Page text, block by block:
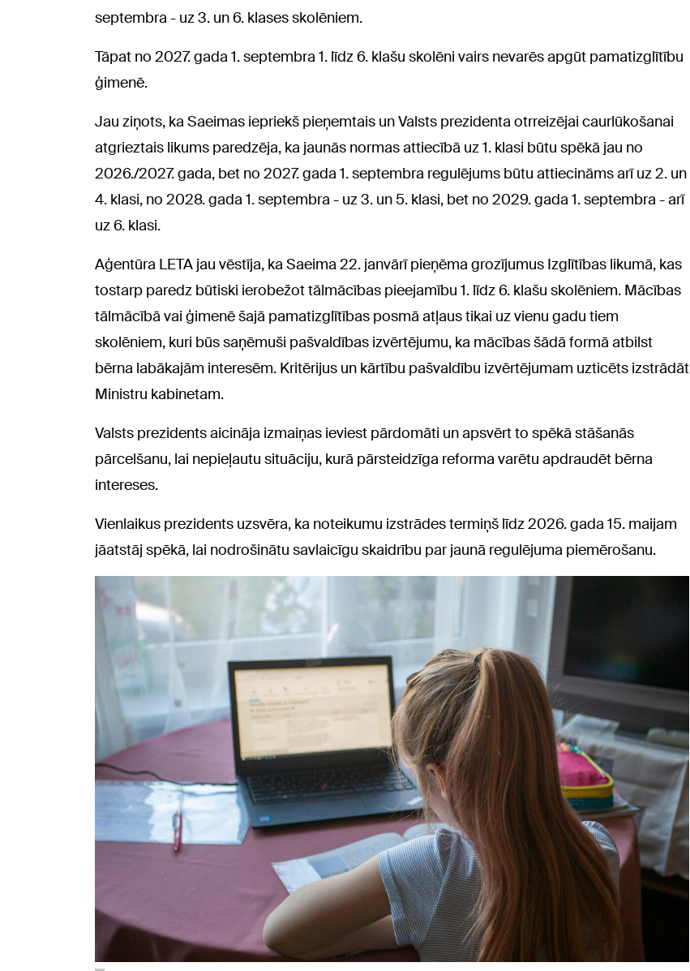
septembra - uz 3. un 6. klases skolēniem.
Tāpat no 2027. gada 1. septembra 1. līdz 6. klašu skolēni vairs nevarēs apgūt pamatizglītību
ģimenē.
Jau ziņots, ka Saeimas iepriekš pieņemtais un Valsts prezidenta otrreizējai caurlūkošanai
atgrieztais likums paredzēja, ka jaunās normas attiecībā uz 1. klasi būtu spēkā jau no
2026./2027. gada, bet no 2027. gada 1. septembra regulējums būtu attiecināms arī uz 2. un
4. klasi, no 2028. gada 1. septembra - uz 3. un 5. klasi, bet no 2029. gada 1. septembra - arī
uz 6. klasi.
Aģentūra LETA jau vēstīja, ka Saeima 22. janvārī pieņēma grozījumus Izglītības likumā, kas
tostarp paredz būtiski ierobežot tālmācības pieejamību 1. līdz 6. klašu skolēniem. Mācības
tālmācībā vai ģimenē šajā pamatizglītības posmā atļaus tikai uz vienu gadu tiem
skolēniem, kuri būs saņēmuši pašvaldības izvērtējumu, ka mācības šādā formā atbilst
bērna labākajām interesēm. Kritērijus un kārtību pašvaldību izvērtējumam uzticēts izstrādāt
Ministru kabinetam.
Valsts prezidents aicināja izmaiņas ieviest pārdomāti un apsvērt to spēkā stāšanās
pārcelšanu, lai nepieļautu situāciju, kurā pārsteidzīga reforma varētu apdraudēt bērna
intereses.
Vienlaikus prezidents uzsvēra, ka noteikumu izstrādes termiņš līdz 2026. gada 15. maijam
jāatstāj spēkā, lai nodrošinātu savlaicīgu skaidrību par jaunā regulējuma piemērošanu.